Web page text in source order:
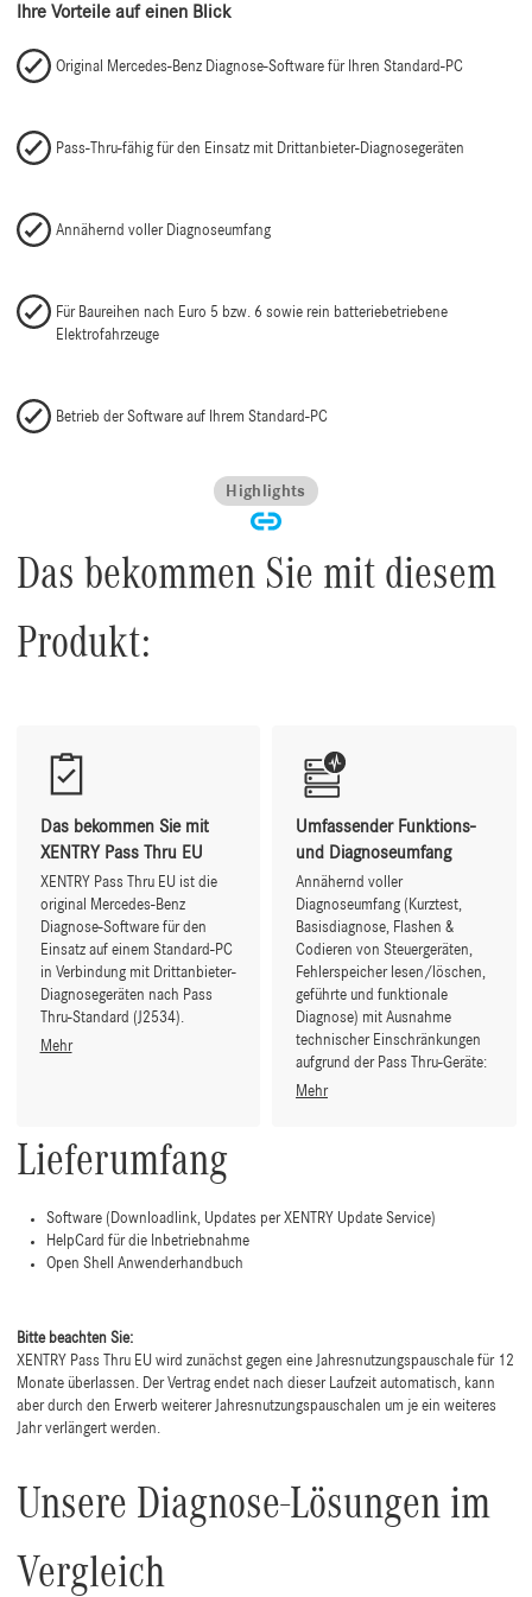
Ihre Vorteile auf einen Blick
Original Mercedes-Benz Diagnose-Software für Ihren Standard-PC
Pass-Thru-fähig für den Einsatz mit Drittanbieter-Diagnosegeräten
Annähernd voller Diagnoseumfang
Für Baureihen nach Euro 5 bzw. 6 sowie rein batteriebetriebene
Elektrofahrzeuge
Betrieb der Software auf Ihrem Standard-PC
Highlights
Das bekommen Sie mit diesem
Produkt:
Das bekommen Sie mit
XENTRY Pass Thru EU
XENTRY Pass Thru EU ist die
original Mercedes-Benz
Diagnose-Software für den
Einsatz auf einem Standard-PC
in Verbindung mit Drittanbieter-
Diagnosegeräten nach Pass
Thru-Standard (J2534).
Mehr
Umfassender Funktions-
und Diagnoseumfang
Annähernd voller
Diagnoseumfang (Kurztest,
Basisdiagnose, Flashen &
Codieren von Steuergeräten,
Fehlerspeicher lesen/löschen,
geführte und funktionale
Diagnose) mit Ausnahme
technischer Einschränkungen
aufgrund der Pass Thru-Geräte:
Mehr
Lieferumfang
Software (Downloadlink, Updates per XENTRY Update Service)
HelpCard für die Inbetriebnahme
Open Shell Anwenderhandbuch
Bitte beachten Sie:
XENTRY Pass Thru EU wird zunächst gegen eine Jahresnutzungspauschale für 12
Monate überlassen. Der Vertrag endet nach dieser Laufzeit automatisch, kann
aber durch den Erwerb weiterer Jahresnutzungspauschalen um je ein weiteres
Jahr verlängert werden.
Unsere Diagnose-Lösungen im
Vergleich